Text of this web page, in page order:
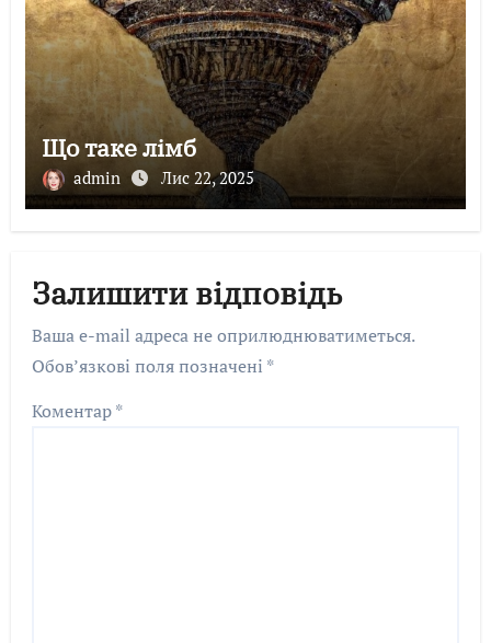
Що таке лімб
admin Лис 22, 2025
Залишити відповідь
Ваша e-mail адреса не оприлюднюватиметься.
Обов’язкові поля позначені *
Коментар*